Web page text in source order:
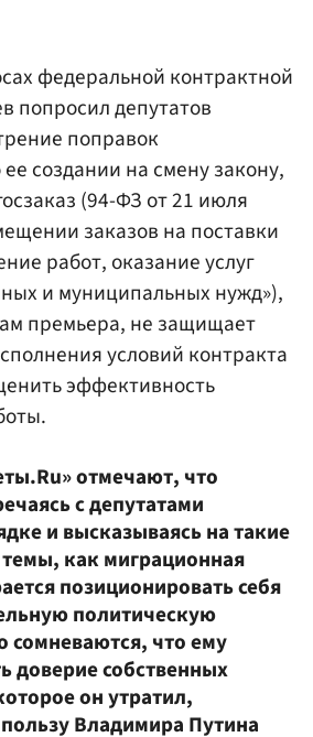
федеральной контрактной
попросил депутатов
поправок
создании на смену закону,
(94-ФЗ от 21 июля
заказов на поставки
работ, оказание услуг
и муниципальных нужд»),
премьера, не защищает
условий контракта
эффективность
отмечают, что
с депутатами
и высказываясь на такие
как миграционная
позиционировать себя
политическую
сомневаются, что ему
доверие собственных
он утратил,
Владимира Путина